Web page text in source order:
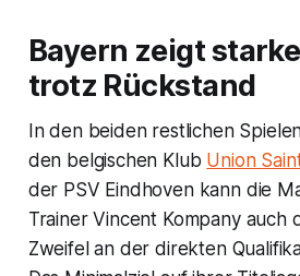
Bayern zeigt
trotz Rückstand
In den beiden restlichen
den belgischen Klub Union
der PSV Eindhoven kann die
Trainer Vincent Kompany auch
Zweifel an der direkten